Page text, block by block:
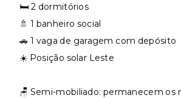
🛏️ 2 dormitórios
🚿 1 banheiro social
🚗 1 vaga de garagem com depósito
☀️ Posição solar Leste
🪑 Semi-mobiliado: permanecem os